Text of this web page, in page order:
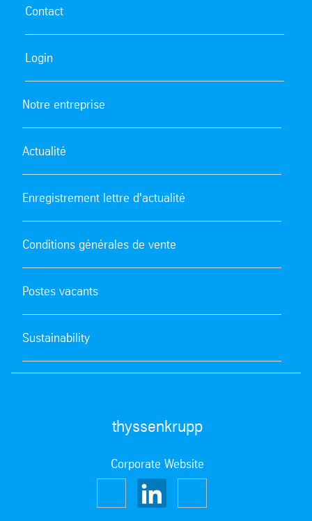
Contact
Login
Notre entreprise
Actualité
Enregistrement lettre d'actualité
Conditions générales de vente
Postes vacants
Sustainability
thyssenkrupp
Corporate Website